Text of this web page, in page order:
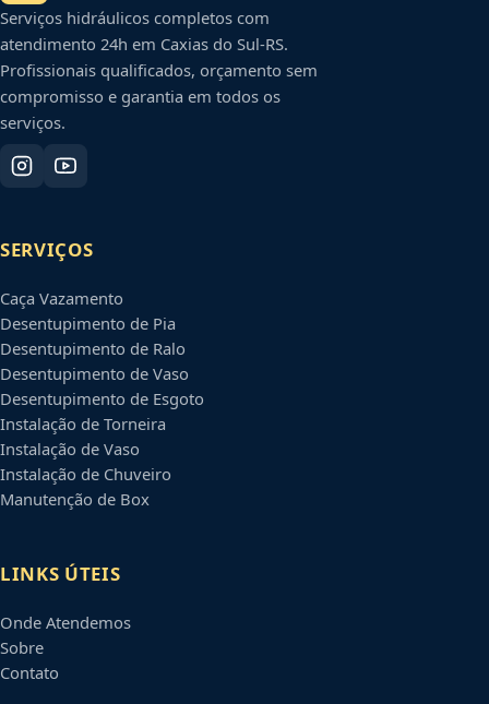
Serviços hidráulicos completos com
atendimento 24h em Caxias do Sul-RS.
Profissionais qualificados, orçamento sem
compromisso e garantia em todos os
serviços.
SERVIÇOS
Caça Vazamento
Desentupimento de Pia
Desentupimento de Ralo
Desentupimento de Vaso
Desentupimento de Esgoto
Instalação de Torneira
Instalação de Vaso
Instalação de Chuveiro
Manutenção de Box
LINKS ÚTEIS
Onde Atendemos
Sobre
Contato